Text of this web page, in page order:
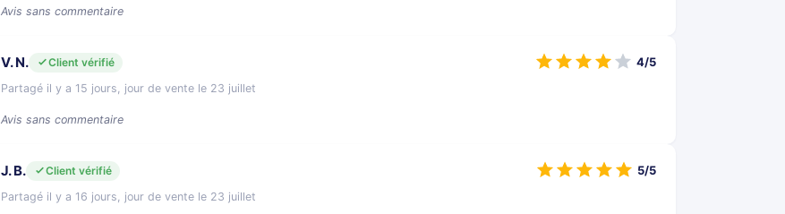
Avis sans commentaire
V. N.
Client vérifié
Partagé il y a 15 jours, jour de vente le 23 juillet
Avis sans commentaire
4/5
J. B.
Client vérifié
Partagé il y a 16 jours, jour de vente le 23 juillet
5/5